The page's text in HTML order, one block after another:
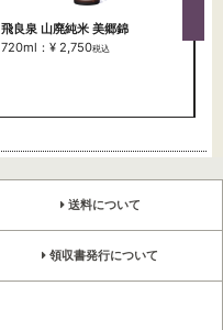
飛良泉 山廃純米 美郷錦
720ml：¥ 2,750税込
送料について
領収書発行について